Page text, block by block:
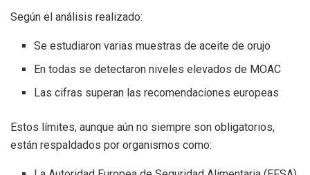
Según el análisis realizado:
Se estudiaron varias muestras de aceite de orujo
En todas se detectaron niveles elevados de MOAC
Las cifras superan las recomendaciones europeas
Estos límites, aunque aún no siempre son obligatorios,
están respaldados por organismos como: